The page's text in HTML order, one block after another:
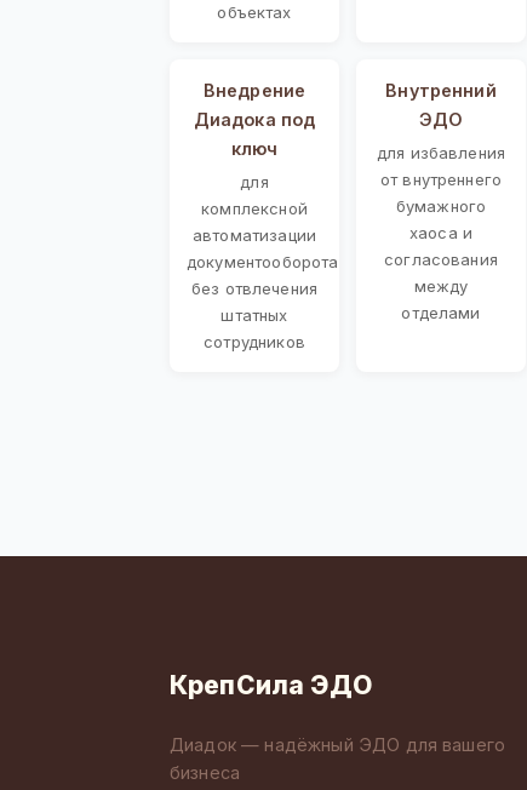
объектах
Внедрение
Диадока под
ключ
для
комплексной
автоматизации
документооборота
без отвлечения
штатных
сотрудников
Внутренний
ЭДО
для избавления
от внутреннего
бумажного
хаоса и
согласования
между
отделами
КрепСила ЭДО
Диадок — надёжный ЭДО для вашего
бизнеса